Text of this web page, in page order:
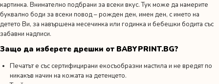
картинка. Внимателно подбрани за всеки вкус. Тук може да намерите
буквално боди за всеки повод –рожден ден, имен ден, с името на
детето Ви, за навършена месечинка или годинка и бебешки бодита със
забавни надписи.
Защо да изберете дрешки от BABYPRINT.BG?
Печатът е със сертифицирани екосъобразни мастила и не вредят по
никакъв начин на кожата на детенцето.